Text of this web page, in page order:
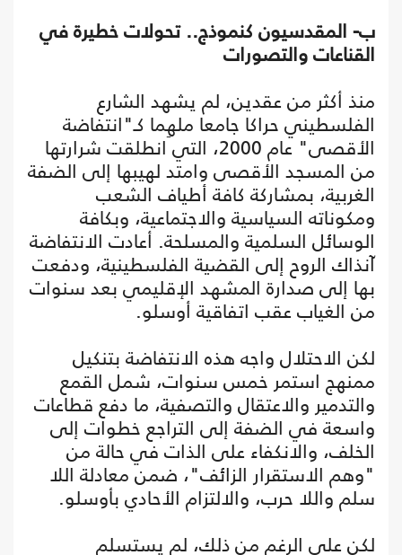
ب- المقدسيون كنموذج.. تحولات خطيرة في
القناعات والتصورات
منذ أكثر من عقدين، لم يشهد الشارع
الفلسطيني حراكا جامعا ملهِما كـ"انتفاضة
الأقصى" عام 2000، التي انطلقت شرارتها
من المسجد الأقصى وامتد لهيبها إلى الضفة
الغربية، بمشاركة كافة أطياف الشعب
ومكوناته السياسية والاجتماعية، وبكافة
الوسائل السلمية والمسلحة. أعادت الانتفاضة
آنذاك الروح إلى القضية الفلسطينية، ودفعت
بها إلى صدارة المشهد الإقليمي بعد سنوات
من الغياب عقب اتفاقية أوسلو.
لكن الاحتلال واجه هذه الانتفاضة بتنكيل
ممنهج استمر خمس سنوات، شمل القمع
والتدمير والاعتقال والتصفية، ما دفع قطاعات
واسعة في الضفة إلى التراجع خطوات إلى
الخلف، والانكفاء على الذات في حالة من
"وهم الاستقرار الزائف"، ضمن معادلة اللا
سلم واللا حرب، والالتزام الأحادي بأوسلو.
لكن على الرغم من ذلك، لم يستسلم